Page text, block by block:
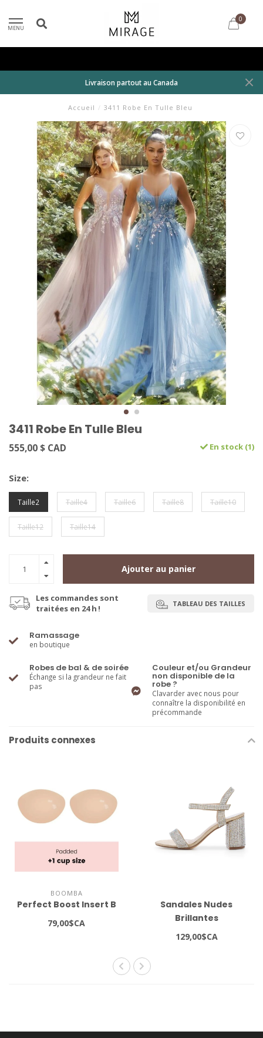
MENU
0
Livraison partout au Canada
Accueil / 3411 Robe En Tulle Bleu
3411 Robe En Tulle Bleu
555,00 $ CAD En stock (1)
Size:
Taille2 Taille4 Taille6 Taille8 Taille10
Taille12 Taille14
Ajouter au panier
Les commandes sont
traitées en 24 h !
TABLEAU DES TAILLES
Ramassage
en boutique
Robes de bal & de soirée
Échange si la grandeur ne fait
pas
Couleur et/ou Grandeur
non disponible de la
robe ?
Clavarder avec nous pour
connaître la disponibilité en
précommande
Produits connexes
BOOMBA
Perfect Boost Insert B
79,00$CA
Sandales Nudes
Brillantes
129,00$CA